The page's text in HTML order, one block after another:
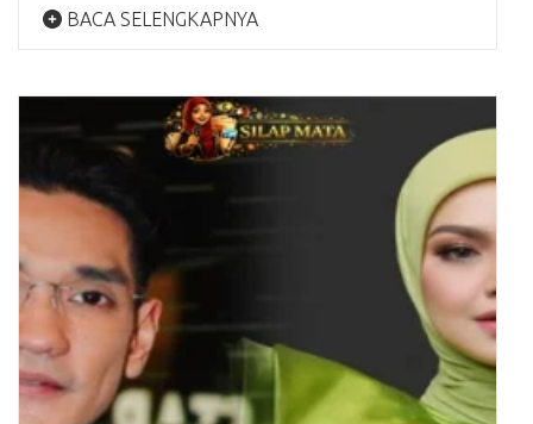
BACA SELENGKAPNYA